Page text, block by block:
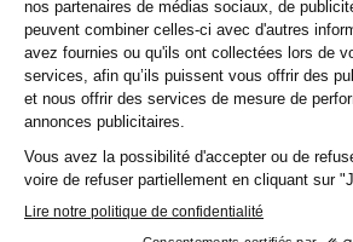
Le12/10/26.
Tarbes (Présentiel)
SE PRÉ-INSCRIRE
14 / 10